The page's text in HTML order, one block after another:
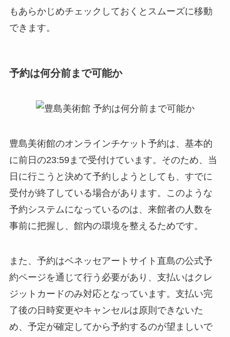
もあらかじめチェックしておくとスムーズに移動
できます。
予約は何分前まで可能か
豊島美術館のオンラインチケット予約は、基本的
に前日の23:59まで受付けています。そのため、当
日に行こうと決めて予約しようとしても、すでに
受付が終了している場合があります。このような
予約システムになっているのは、来館者の人数を
事前に把握し、館内の環境を整えるためです。
また、予約はベネッセアートサイト直島の公式予
約ページを通じて行う必要があり、支払いはクレ
ジットカードのみ対応となっています。支払い完
了後の日時変更やキャンセルは原則できないた
め、予定が確定してから予約するのが望ましいで